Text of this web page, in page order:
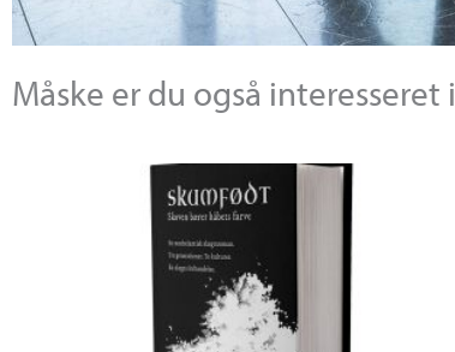
Måske er du også interesseret i